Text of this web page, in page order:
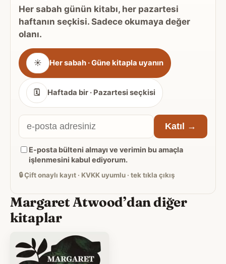
Her sabah günün kitabı, her pazartesi
haftanın seçkisi. Sadece okumaya değer
olanı.
Gönderim
sıklığı
☀ Her sabah · Güne kitapla uyanın
🗓 Haftada bir · Pazartesi seçkisi
E-
posta
adresiniz
Katıl →
E-posta bülteni almayı ve verimin bu amaçla
işlenmesini kabul ediyorum.
🔒Çift onaylı kayıt · KVKK uyumlu · tek tıkla çıkış
Margaret Atwood’dan diğer
kitaplar